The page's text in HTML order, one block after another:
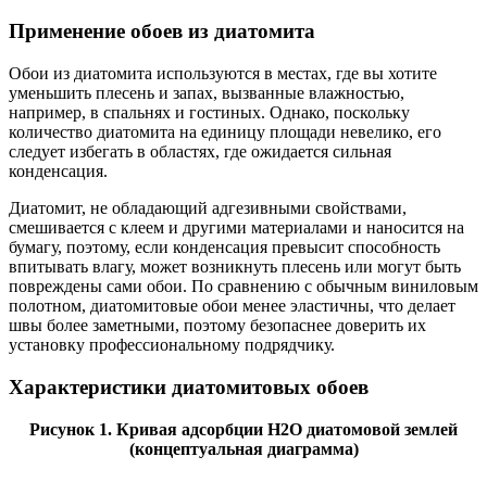
Применение обоев из диатомита
Обои из диатомита используются в местах, где вы хотите
уменьшить плесень и запах, вызванные влажностью,
например, в спальнях и гостиных. Однако, поскольку
количество диатомита на единицу площади невелико, его
следует избегать в областях, где ожидается сильная
конденсация.
Диатомит, не обладающий адгезивными свойствами,
смешивается с клеем и другими материалами и наносится на
бумагу, поэтому, если конденсация превысит способность
впитывать влагу, может возникнуть плесень или могут быть
повреждены сами обои. По сравнению с обычным виниловым
полотном, диатомитовые обои менее эластичны, что делает
швы более заметными, поэтому безопаснее доверить их
установку профессиональному подрядчику.
Характеристики диатомитовых обоев
Рисунок 1. Кривая адсорбции H2O диатомовой землей
(концептуальная диаграмма)